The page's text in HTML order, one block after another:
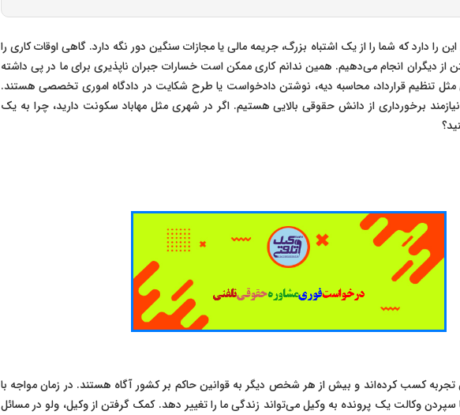
را دارد که شما را از یک اشتباه بزرگ، جریمه مالی یا مجازات سنگین دور نگه دارد. گاهی اوقات کاری را
دیگران انجام می‌دهیم. همین ندانم کاری ممکن است خسارات جبران ناپذیری برای ما در پی داشته
مثل تنظیم قرارداد، محاسبه دیه، نوشتن دادخواست یا طرح شکایت در دادگاه اموری تخصصی هستند.
برخورداری از دانش حقوقی بالایی هستیم. اگر در شهری مثل مهاباد سکونت دارید، چرا به یک
تجربه کسب کرده‌اند و بیش از هر شخص دیگر به قوانین حاکم بر کشور آگاه هستند. در زمان مواجه با
وکالت یک پرونده به وکیل می‌تواند زندگی ما را تغییر دهد. کمک گرفتن از وکیل، ولو در مسائل